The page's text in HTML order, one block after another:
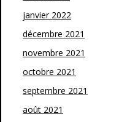
janvier 2022
décembre 2021
novembre 2021
octobre 2021
septembre 2021
août 2021